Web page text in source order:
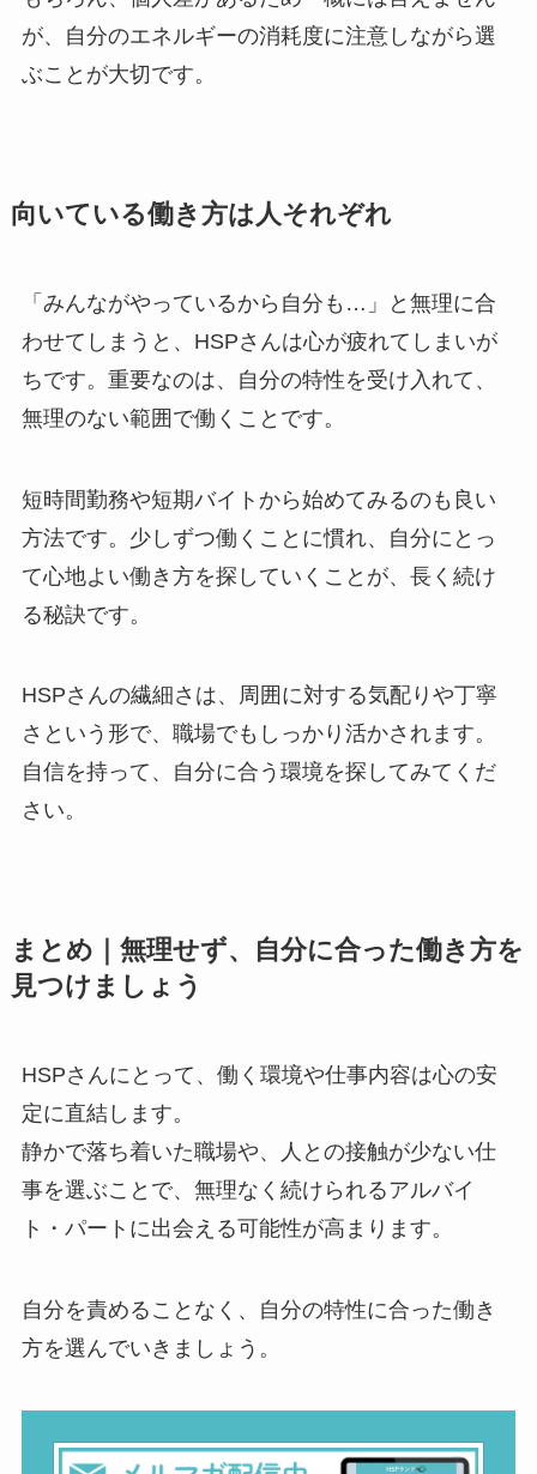
が、自分のエネルギーの消耗度に注意しながら選
ぶことが大切です。
向いている働き方は人それぞれ
「みんながやっているから自分も…」と無理に合
わせてしまうと、HSPさんは心が疲れてしまいが
ちです。重要なのは、自分の特性を受け入れて、
無理のない範囲で働くことです。
短時間勤務や短期バイトから始めてみるのも良い
方法です。少しずつ働くことに慣れ、自分にとっ
て心地よい働き方を探していくことが、長く続け
る秘訣です。
HSPさんの繊細さは、周囲に対する気配りや丁寧
さという形で、職場でもしっかり活かされます。
自信を持って、自分に合う環境を探してみてくだ
さい。
まとめ｜無理せず、自分に合った働き方を
見つけましょう
HSPさんにとって、働く環境や仕事内容は心の安
定に直結します。
静かで落ち着いた職場や、人との接触が少ない仕
事を選ぶことで、無理なく続けられるアルバイ
ト・パートに出会える可能性が高まります。
自分を責めることなく、自分の特性に合った働き
方を選んでいきましょう。